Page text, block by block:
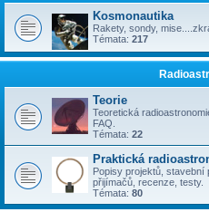
Kosmonautika
Rakety, sondy,
Témata: 217
Teorie
Teoretická
FAQ.
Témata: 22
Praktická
Popisy projektů, stavební
přijímačů, recenze, testy.
Témata: 80